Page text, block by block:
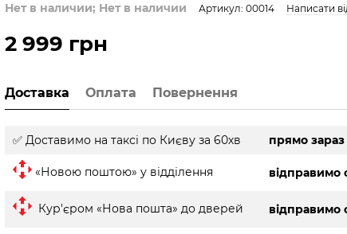
Нет в наличии; Нет в наличии Артикул: 00014 Написати
2 999 грн
Доставка Оплата Повернення
✅ Доставимо на таксі по Києву за 60хв прямо зараз
«Новою поштою» у відділення відправимо
Кур'єром «Нова пошта» до дверей відправимо